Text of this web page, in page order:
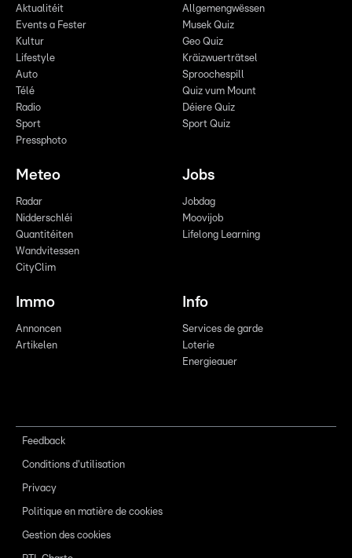
Aktualitéit
Events a Fester
Kultur
Lifestyle
Auto
Télé
Radio
Sport
Pressphoto
Allgemengwëssen
Musek Quiz
Geo Quiz
Kräizwuerträtsel
Sproochespill
Quiz vum Mount
Déiere Quiz
Sport Quiz
Meteo
Radar
Nidderschléi
Quantitéiten
Wandvitessen
CityClim
Jobs
Jobdag
Moovijob
Lifelong Learning
Immo
Annoncen
Artikelen
Info
Services de garde
Loterie
Energieauer
Feedback
Conditions d'utilisation
Privacy
Politique en matière de cookies
Gestion des cookies